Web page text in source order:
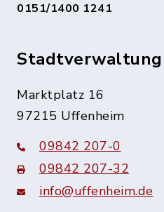
0151/1400 1241
Marktplatz 16
97215 Uffenheim
09842 207-0
09842 207-32
info@uffenheim.de